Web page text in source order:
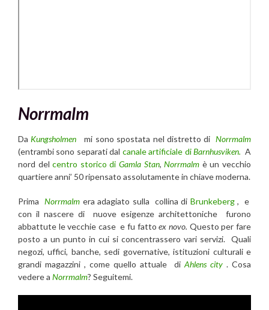
Norrmalm
Da Kungsholmen mi sono spostata nel distretto diNorrmalm
(entrambi sono separati dal canale artificiale diBarnhusviken.A
nord delcentro storico diGamla Stan,Norrmalm è un vecchio
quartiere anni’ 50 ripensato assolutamente in chiave moderna.
Prima Norrmalm era adagiato sulla collina di Brunkeberg, e
con il nascere di nuove esigenze architettoniche furono
abbattute le vecchie case e fu fattoex novo. Questo per fare
posto a un punto in cui si concentrassero vari servizi. Quali
negozi, uffici, banche, sedi governative, istituzioni culturali e
grandi magazzini , come quello attuale di Ahlens city . Cosa
vedere a Norrmalm? Seguitemi.